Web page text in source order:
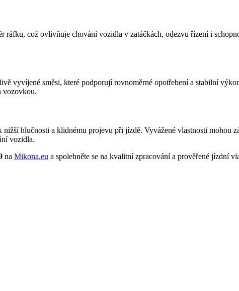
ráfku, což ovlivňuje chování vozidla v zatáčkách, odezvu řízení i
vyvíjené směsi, které podporují rovnoměrné opotřebení a stabilní
vozovkou.
hlučnosti a klidnému projevu při jízdě. Vyvážené vlastnosti mohou
vozidla.
na Mikona.eu a spolehněte se na kvalitní zpracování a prověřené jízdní